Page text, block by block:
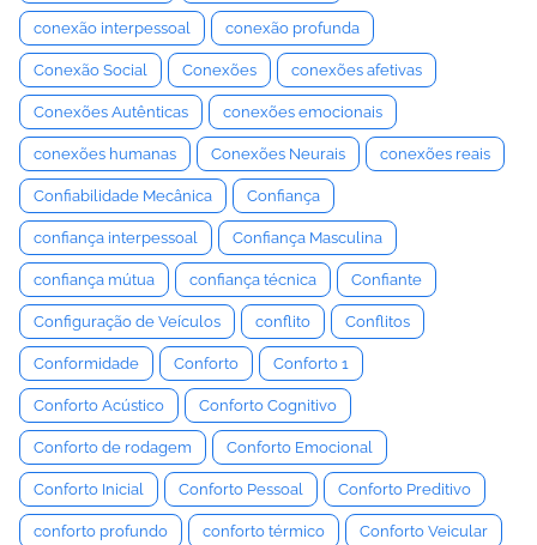
conexão interpessoal conexão profunda
Conexão Social Conexões conexões afetivas
Conexões Autênticas conexões emocionais
conexões humanas Conexões Neurais conexões reais
Confiabilidade Mecânica Confiança
confiança interpessoal Confiança Masculina
confiança mútua confiança técnica Confiante
Configuração de Veículos conflito Conflitos
Conformidade Conforto Conforto 1
Conforto Acústico Conforto Cognitivo
Conforto de rodagem Conforto Emocional
Conforto Inicial Conforto Pessoal Conforto Preditivo
conforto profundo conforto térmico Conforto Veicular